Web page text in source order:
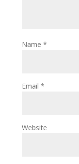
Name *
Email *
Website